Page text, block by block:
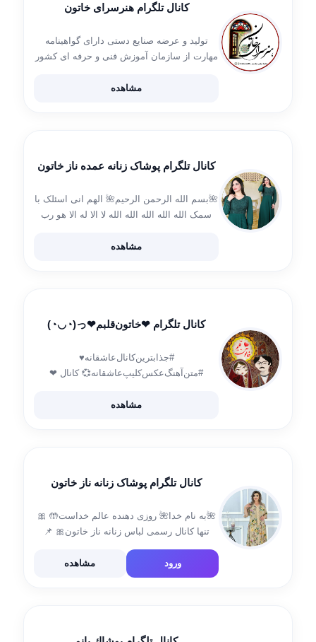
کانال تلگرام هنرسرای خاتون
تولید و عرضه صنایع دستی دارای گواهینامه
مهارت از سازمان آموزش فنی و حرفه ای کشور
گندم ، معرق موکت ، روبان دوزی ، نقاشی روی
مشاهده
کانال تلگرام پوشاک زنانه عمده ناز خاتون
🌺بسم الله الرحمن الرحیم🌺 الهم انی اسئلک با
سمک الله الله الله الله الله لا الا له الا هو رب
🎁:👇 @saraplm23 شماره تماس📞:👇مشاهده
کانال تلگرام ❤خاتون‌قلبم❤っ(◔◡◔)
#جذابترین‌کانال‌عاشقانه♥️
#متن‌آهنگ‌عکس‌کلیپ‌عاشقانه💞 کانال ❤
عشقتون✌ دوستان عزیزم لطفا فروارد یادتون
مشاهده
کانال تلگرام پوشاک زنانه ناز خاتون
🌺به نام خدا🌺 روزی دهنده عالم خداست🤲 🎀
تنها کانال رسمی لباس زنانه ناز خاتون🎀 📌
❌فروش به صورت حضوری نداریم ❌ رضایت
ورود مشاهده